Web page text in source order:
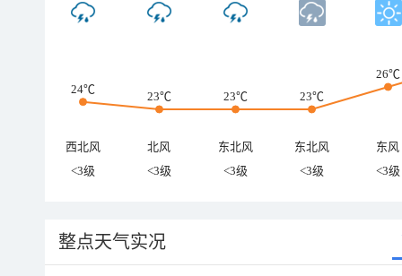
24℃
23℃ 23℃ 23℃
26℃
西北风 北风 东北风 东北风
东风
<3级
<3级 <3级 <3级 <3级
整点天气实况